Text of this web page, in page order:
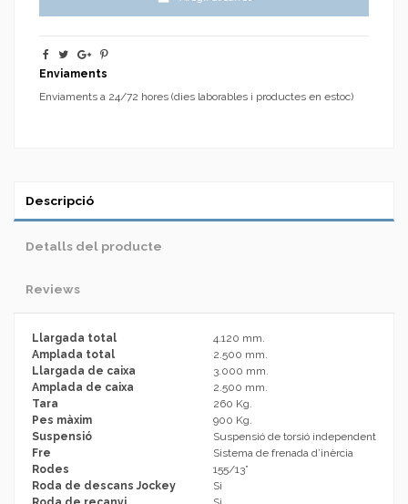
Enviaments
Enviaments a 24/72 hores (dies laborables i productes en estoc)
Descripció
Detalls del producte
Reviews
Llargada total
4.120 mm.
Amplada total
2.500 mm.
Llargada de caixa
3.000 mm.
Amplada de caixa
2.500 mm.
Tara
260 Kg.
Pes màxim
900 Kg.
Suspensió
Suspensió de torsió independent
Fre
Sistema de frenada d’inèrcia
Rodes
155/13”
Roda de descans Jockey
Si